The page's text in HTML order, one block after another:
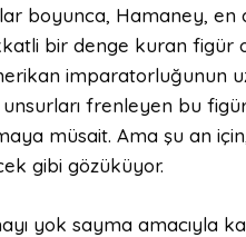
boyunca, Hamaney,
bir denge kuran figür
imparatorluğunun
frenleyen bu
müsait. Ama şu an
gibi gözüküyor.
yok sayma amacıyla